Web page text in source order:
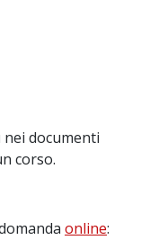
documenti
corso.
online: